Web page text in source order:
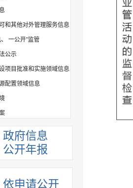
和其他对外管理服务信息
一公开”监管
公示
项目批准和实施领域信息
配置领域信息
政府信息
公开年报
依申请公开